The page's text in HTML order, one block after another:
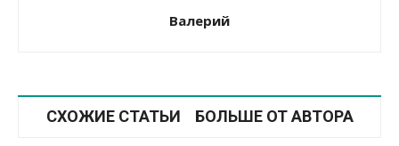
Валерий
СХОЖИЕ СТАТЬИ БОЛЬШЕ ОТ АВТОРА